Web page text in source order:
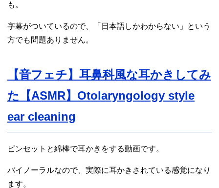
も。
字幕がついているので、「日本語しかわからない」という
方でも問題ありません。
【音フェチ】耳鼻科風な耳かきしてみ
た【ASMR】Otolaryngology style
ear cleaning
ピンセットと綿棒で耳かきをする動画です。
バイノーラルなので、実際に耳かきされている感覚になり
ます。